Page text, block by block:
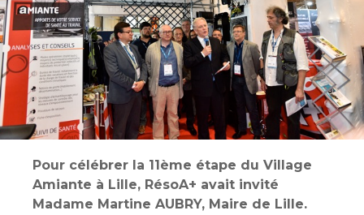
Pour célébrer la 11ème étape du Village
Amiante à Lille, RésoA+ avait invité
Madame Martine AUBRY, Maire de Lille.